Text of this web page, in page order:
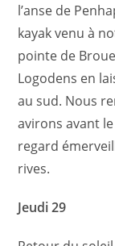
l’anse de
kayak venu à
pointe de
Logodens en
au sud. Nous
avirons avant
regard
rives.
Jeudi 29